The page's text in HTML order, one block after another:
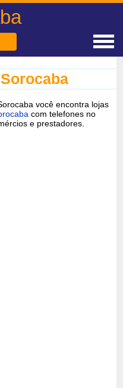
você encontra lojas
com telefones no
e prestadores.